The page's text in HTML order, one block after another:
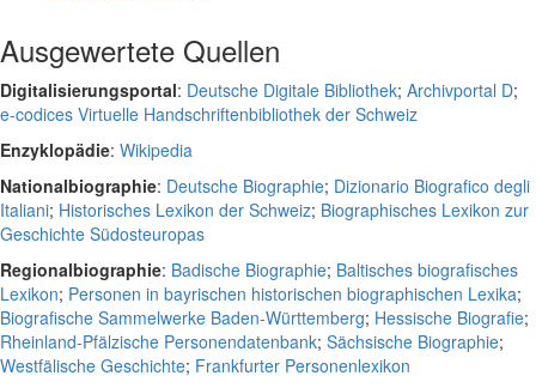
Ausgewertete Quellen
Digitalisierungsportal: Deutsche Digitale Bibliothek; Archivportal D;
e-codices Virtuelle Handschriftenbibliothek der Schweiz
Enzyklopädie: Wikipedia
Nationalbiographie: Deutsche Biographie; Dizionario Biografico degli
Italiani; Historisches Lexikon der Schweiz; Biographisches Lexikon zur
Geschichte Südosteuropas
Regionalbiographie: Badische Biographie; Baltisches biografisches
Lexikon; Personen in bayrischen historischen biographischen Lexika;
Biografische Sammelwerke Baden-Württemberg; Hessische Biografie;
Rheinland-Pfälzische Personendatenbank; Sächsische Biographie;
Westfälische Geschichte; Frankfurter Personenlexikon